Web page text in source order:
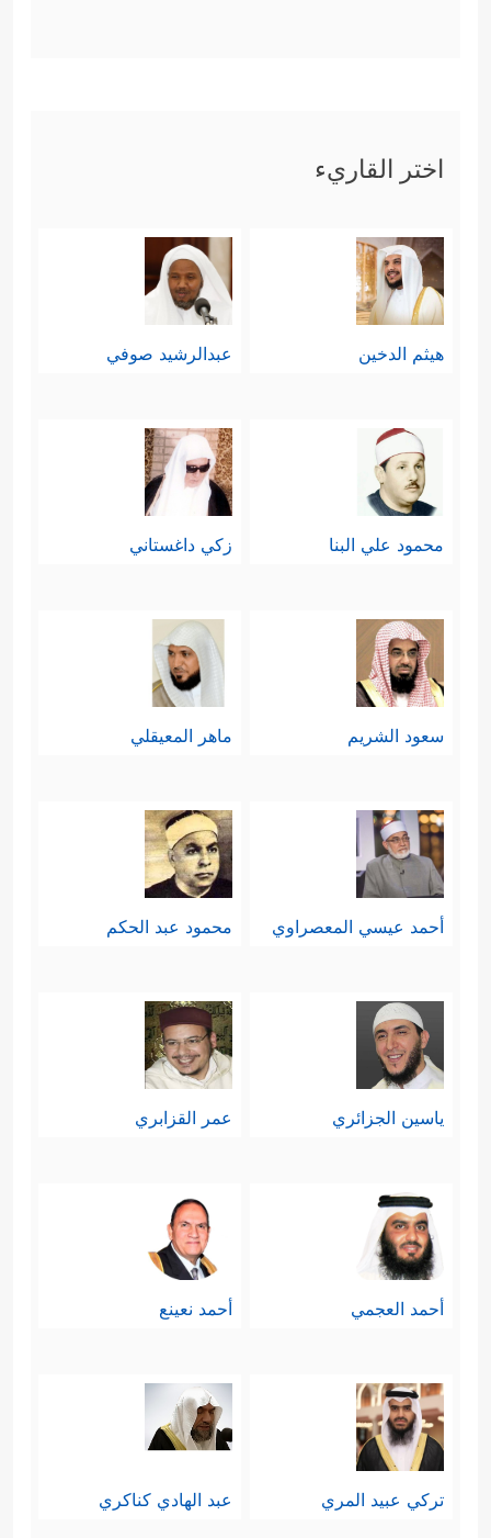
اختر القاريء
هيثم الدخين عبدالرشيد صوفي
محمود علي البنا زكي داغستاني
سعود الشريم ماهر المعيقلي
أحمد عيسي المعصراوي محمود عبد الحكم
ياسين الجزائري عمر القزابري
أحمد العجمي أحمد نعينع
تركي عبيد المري عبد الهادي كناكري